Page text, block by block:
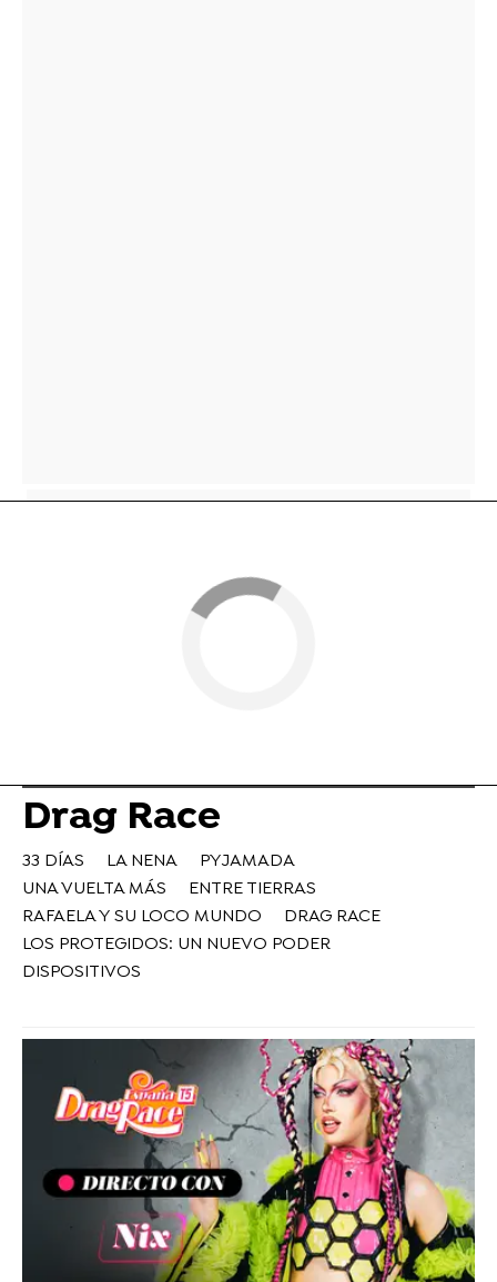
Drag Race
33 DÍAS LA NENA
PYJAMADA
UNA VUELTA MÁS
ENTRE TIERRAS
RAFAELA Y SU LOCO MUNDO
DRAG RACE
LOS PROTEGIDOS: UN NUEVO PODER
DISPOSITIVOS